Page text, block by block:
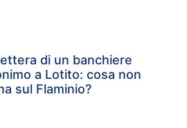
di un banchiere
a Lotito: cosa non
sul Flaminio?